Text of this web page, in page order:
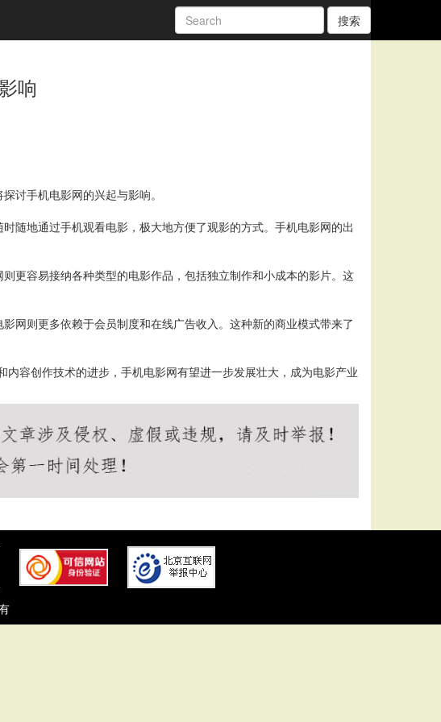
搜索
响
讨手机电影网的兴起与影响。
随地通过手机观看电影，极大地方便了观影的方式。手机电影网的出
更容易接纳各种类型的电影作品，包括独立制作和小成本的影片。这
网则更多依赖于会员制度和在线广告收入。这种新的商业模式带来了
容创作技术的进步，手机电影网有望进一步发展壮大，成为电影产业